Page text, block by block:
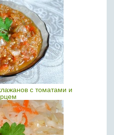
с томатами и